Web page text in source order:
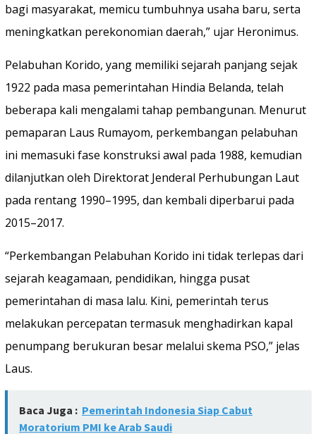
bagi masyarakat, memicu tumbuhnya usaha baru, serta
meningkatkan perekonomian daerah,” ujar Heronimus.
Pelabuhan Korido, yang memiliki sejarah panjang sejak
1922 pada masa pemerintahan Hindia Belanda, telah
beberapa kali mengalami tahap pembangunan. Menurut
pemaparan Laus Rumayom, perkembangan pelabuhan
ini memasuki fase konstruksi awal pada 1988, kemudian
dilanjutkan oleh Direktorat Jenderal Perhubungan Laut
pada rentang 1990–1995, dan kembali diperbarui pada
2015–2017.
“Perkembangan Pelabuhan Korido ini tidak terlepas dari
sejarah keagamaan, pendidikan, hingga pusat
pemerintahan di masa lalu. Kini, pemerintah terus
melakukan percepatan termasuk menghadirkan kapal
penumpang berukuran besar melalui skema PSO,” jelas
Laus.
Baca Juga : Pemerintah Indonesia Siap Cabut
Moratorium PMI ke Arab Saudi